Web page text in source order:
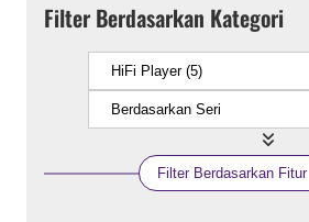
Filter Berdasarkan Kategori
Filter Berdasarkan Fitur